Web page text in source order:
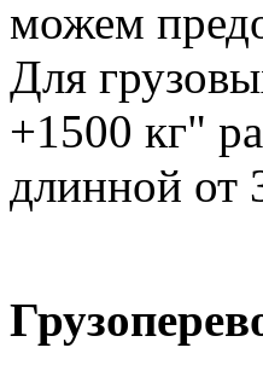
можем
Для
+1500 кг"
длинной от